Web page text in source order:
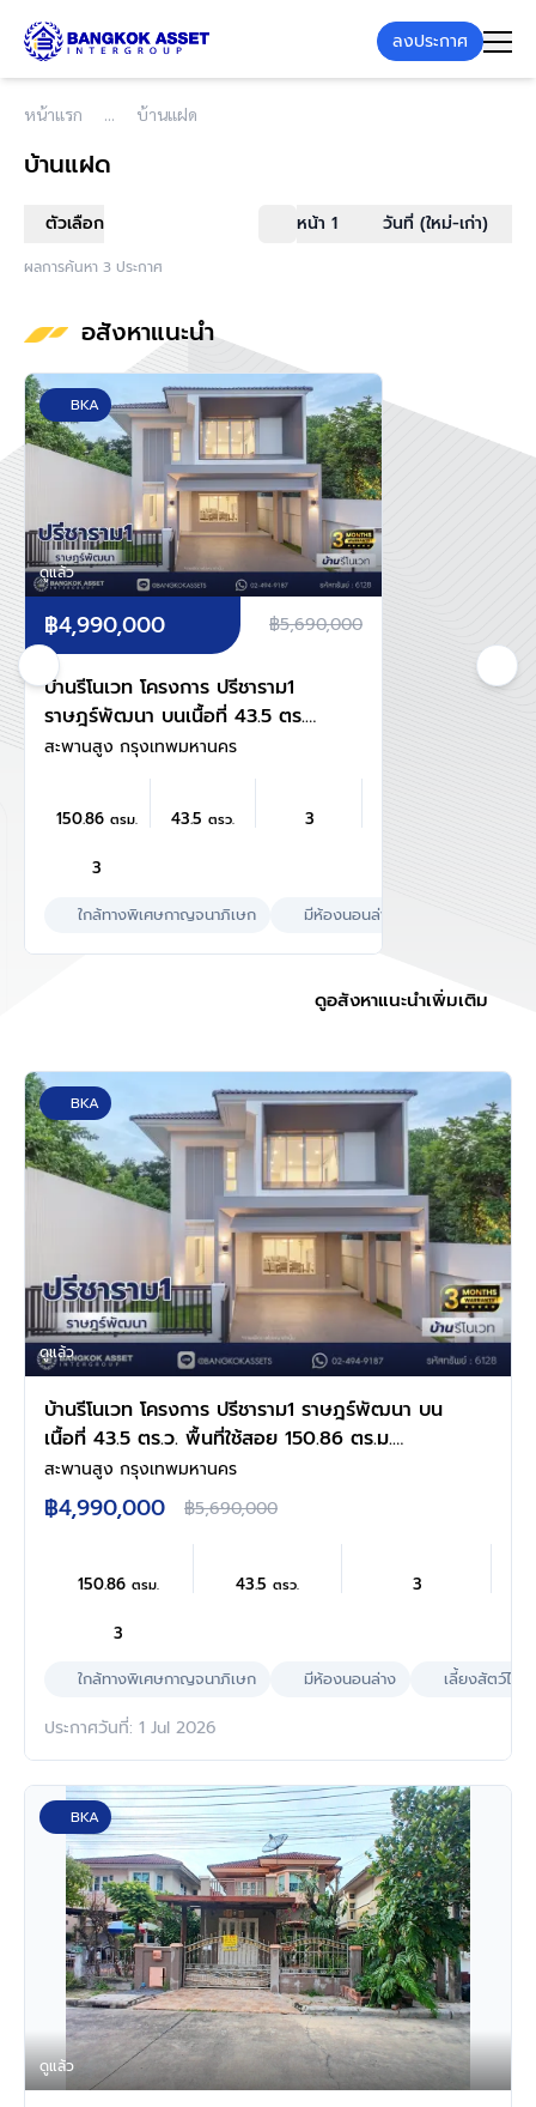
ลงประกาศ
หน้าแรก บ้านแฝด
บ้านแฝด
ตัวเลือก หน้า 1 วันที่ (ใหม่-เก่า)
ผลการค้นหา 3 ประกาศ
อสังหาแนะนำ
BKA
ดูแล้ว
฿4,990,000 ฿5,690,000
บ้านรีโนเวท โครงการ ปรีชาราม1
ราษฎร์พัฒนา บนเนื้อที่ 43.5 ตร.ว.
พื้นที่ใช้สอย 150.86 ตร.ม. ฟังก์ชัน
การใช้งาน 4 ห้องนอน 3 ห้องน้ำ
รามคำแหง ใกล้สนามบิน
สุวรรณภูมิ, ทางด่วนกาญจนา
สะพานสูง กรุงเทพมหานคร
150.86ตรม. 43.5ตรว. 3
3
ใกล้ทางพิเศษกาญจนาภิเษก มีห้องนอนล่าง
ดูอสังหาแนะนำเพิ่มเติม
BKA
ดูแล้ว
บ้านรีโนเวท โครงการ ปรีชาราม1 ราษฎร์พัฒนา บน
เนื้อที่ 43.5 ตร.ว. พื้นที่ใช้สอย 150.86 ตร.ม.
ฟังก์ชันการใช้งาน 4 ห้องนอน 3 ห้องน้ำ จอดรถได้
2 คัน เชื่อมต่อถนนรามคำแหง ใกล้สนามบิน
สุวรรณภูมิ, ทางด่วนกาญจนาภิเษก
สะพานสูง กรุงเทพมหานคร
฿4,990,000 ฿5,690,000
150.86ตรม. 43.5ตรว. 3
3
ใกล้ทางพิเศษกาญจนาภิเษก
มีห้องนอนล่าง เลี้ยงสัตว์ได้
ประกาศวันที่: 1 Jul 2026
BKA
ดูแล้ว